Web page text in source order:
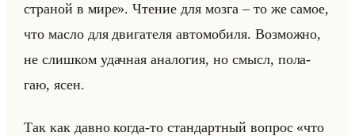
страной в мире». Чте­ние для мозга – то же самое,
что масло для дви­га­те­ля ав­то­мо­би­ля. Воз­мож­но,
не слиш­ком удач­ная ана­ло­гия, но смысл, по­ла­
гаю, ясен.
Так как давно когда-то стан­дарт­ный во­прос «что